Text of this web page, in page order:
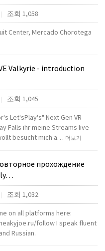
조회 1,058
Center, Mercado Chorotega
Valkyrie - introduction
조회 1,045
Let'sPlay's" Next Gen VR
Falls ihr meine Streams live
besucht mich a… 더보기
прохождение
조회 1,032
on all platforms here:
follow I speak fluent
Russian.